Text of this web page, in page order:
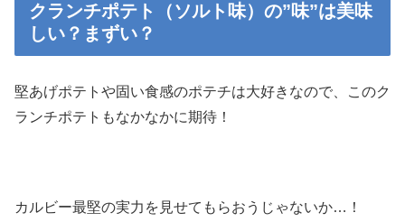
クランチポテト（ソルト味）の”味”は美味
しい？まずい？
堅あげポテトや固い食感のポテチは大好きなので、このク
ランチポテトもなかなかに期待！
カルビー最堅の実力を見せてもらおうじゃないか…！